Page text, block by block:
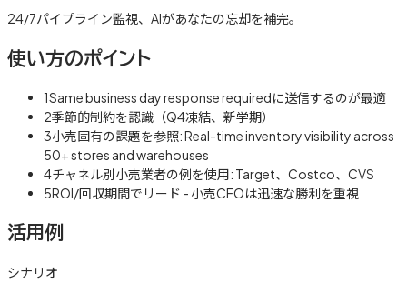
24/7パイプライン監視、AIがあなたの忘却を補完。
使い方のポイント
1Same business day response requiredに送信するのが最適
2季節的制約を認識（Q4凍結、新学期）
3小売固有の課題を参照: Real-time inventory visibility across
50+ stores and warehouses
4チャネル別小売業者の例を使用: Target、Costco、CVS
5ROI/回収期間でリード - 小売CFOは迅速な勝利を重視
活用例
シナリオ